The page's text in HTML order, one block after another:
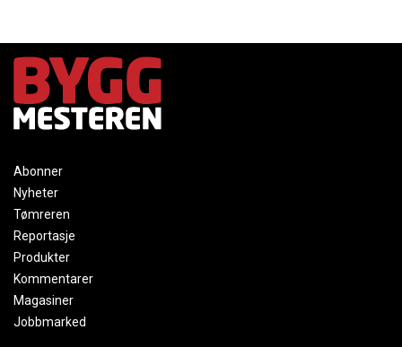
Abonner
Nyheter
Tømreren
Reportasje
Produkter
Kommentarer
Magasiner
Jobbmarked